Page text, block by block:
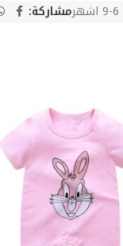
6-9 اشهر مشاركة: